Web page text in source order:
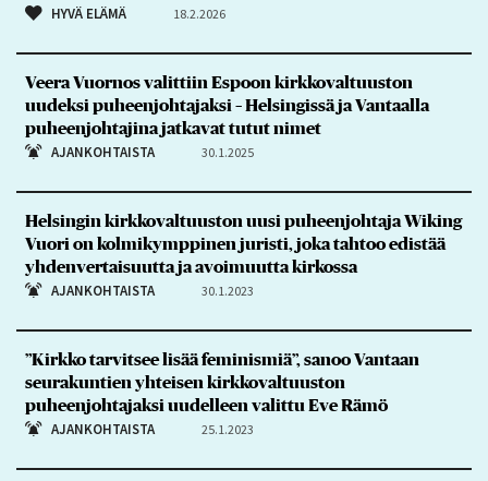
HYVÄ ELÄMÄ 18.2.2026
Veera Vuornos valittiin Espoon kirkkovaltuuston
uudeksi puheenjohtajaksi – Helsingissä ja Vantaalla
puheenjohtajina jatkavat tutut nimet
AJANKOHTAISTA 30.1.2025
Helsingin kirkkovaltuuston uusi puheenjohtaja Wiking
Vuori on kolmikymppinen juristi, joka tahtoo edistää
yhdenvertaisuutta ja avoimuutta kirkossa
AJANKOHTAISTA 30.1.2023
”Kirkko tarvitsee lisää feminismiä”, sanoo Vantaan
seurakuntien yhteisen kirkkovaltuuston
puheenjohtajaksi uudelleen valittu Eve Rämö
AJANKOHTAISTA 25.1.2023